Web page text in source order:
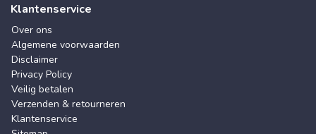
Klantenservice
Over ons
Algemene voorwaarden
Disclaimer
Privacy Policy
Veilig betalen
Verzenden & retourneren
Klantenservice